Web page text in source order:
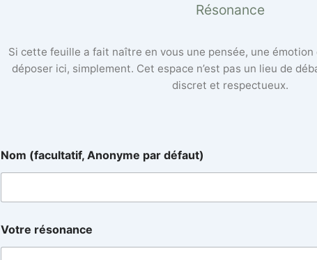
Résonance
Si cette feuille a fait naître en vous une pensée, une émotion
déposer ici, simplement. Cet espace n’est pas un lieu de
discret et respectueux.
a
r
o
r
e
(
Nom (facultatif, Anonyme par défaut)
Votre résonance